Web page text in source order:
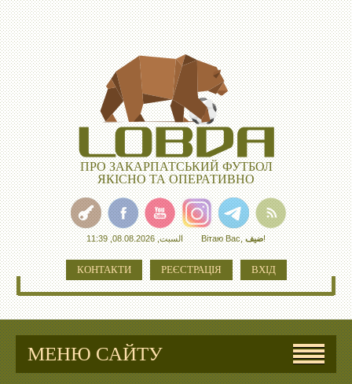
ПРО ЗАКАРПАТСЬКИЙ ФУТБОЛ
ЯКІСНО ТА ОПЕРАТИВНО
السبت, 08.08.2026, 11:39 Вітаю Вас,ضيف!
КОНТАКТИ РЕЄСТРАЦІЯ ВХІД
МЕНЮ САЙТУ